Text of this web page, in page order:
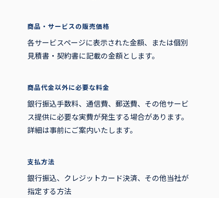
商品・サービスの販売価格
各サービスページに表示された金額、または個別
見積書・契約書に記載の金額とします。
商品代金以外に必要な料金
銀行振込手数料、通信費、郵送費、その他サービ
ス提供に必要な実費が発生する場合があります。
詳細は事前にご案内いたします。
支払方法
銀行振込、クレジットカード決済、その他当社が
指定する方法